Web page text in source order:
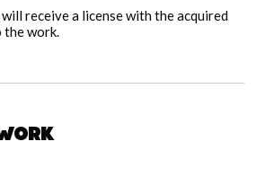
receive a license with the acquired
the work.